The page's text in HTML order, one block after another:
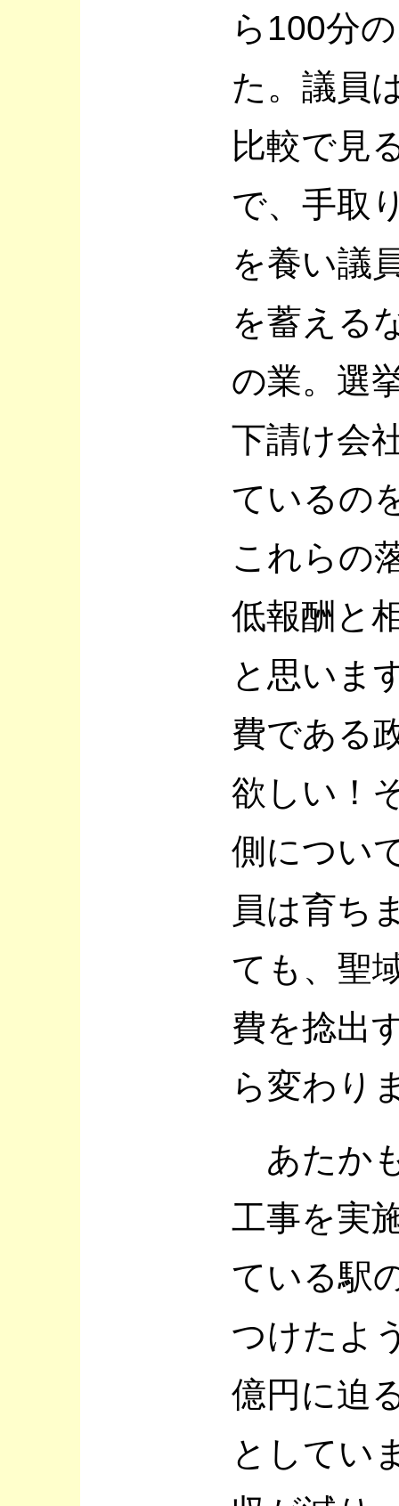
ら100分
た。議員
比較で見
で、手取
を養い議
を蓄える
の業。選
下請け会
ているの
これらの
低報酬と
と思いま
費である
欲しい！
側につい
員は育ち
ても、聖
費を捻出
ら変わり
あたか
工事を実
ている駅
つけたよ
億円に迫
としてい